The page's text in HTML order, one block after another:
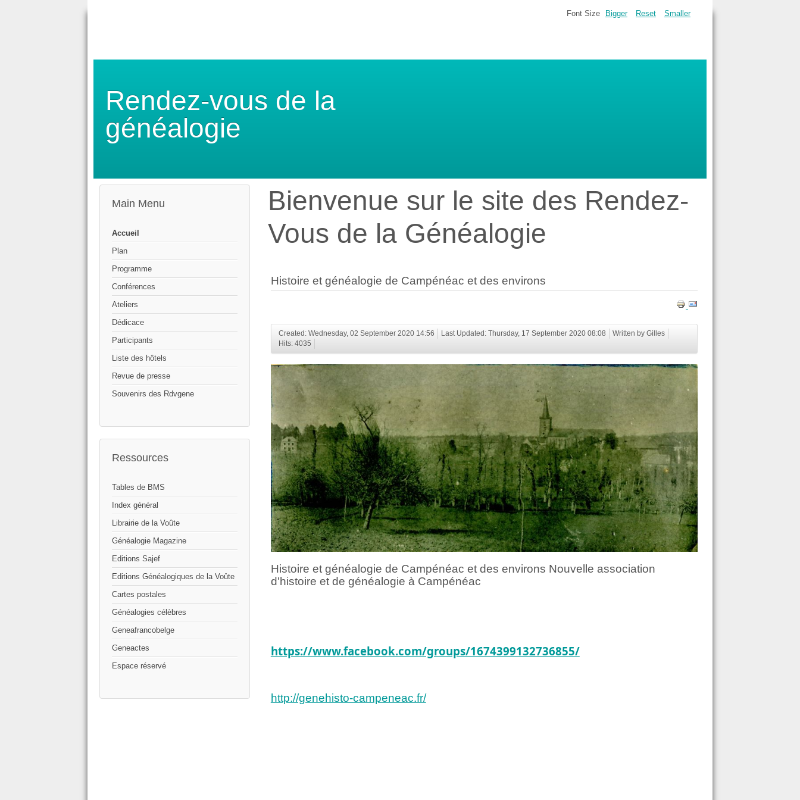
Rendez-vous de la
généalogie
Font Size Bigger Reset Smaller
Main Menu
Accueil
Plan
Programme
Conférences
Ateliers
Dédicace
Participants
Liste des hôtels
Revue de presse
Souvenirs des Rdvgene
Ressources
Tables de BMS
Index général
Librairie de la Voûte
Généalogie Magazine
Editions Sajef
Editions Généalogiques de la Voûte
Cartes postales
Généalogies célèbres
Geneafrancobelge
Geneactes
Espace réservé
Bienvenue sur le site des Rendez-
Vous de la Généalogie
Histoire et généalogie de Campénéac et des environs
Created: Wednesday, 02 September 2020 14:56 Last Updated: Thursday, 17 September 2020 08:08
Written by Gilles
Hits: 4035
Histoire et généalogie de Campénéac et des environs Nouvelle association
d'histoire et de généalogie à Campénéac
https://www.facebook.com/groups/1674399132736855/
http://genehisto-campeneac.fr/